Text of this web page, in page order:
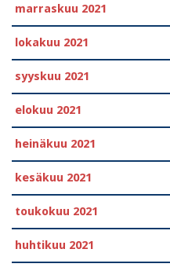
marraskuu 2021
lokakuu 2021
syyskuu 2021
elokuu 2021
heinäkuu 2021
kesäkuu 2021
toukokuu 2021
huhtikuu 2021